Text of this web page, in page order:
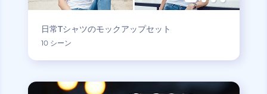
日常Tシャツのモックアップセット
10 シーン